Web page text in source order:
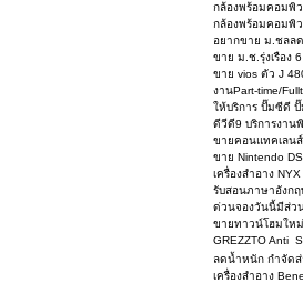
กล้องพร้อมคอมพิ
กล้องพร้อมคอมพิ
อยากขาย ม.ชลลด
ขาย ม.ช.รุ่งเรือง
ขาย vios ตัว J
งานPart-time/
ให้บริการ ปั๊มซีดี
ดีวีดี9 บริการงา
ขายคอนแทคเลน
ขาย Nintendo
เครื่องสำอาง
รับสอนภาษาอังก
ด่วนจองวันนี้มีส่ว
ขายทาวน์โฮมให
GREZZTO Anti 
ลดน้ำหนัก กำจัดส่
เครื่องสำอาง